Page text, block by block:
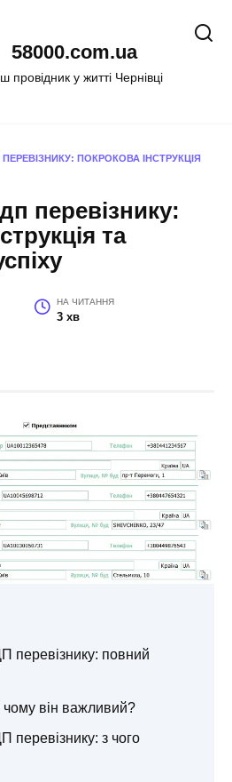
58000.com.ua
провідник у житті Чернівці
ПОКРОКОВА ІНСТРУКЦІЯ
перевізнику:
та
НА ЧИТАННЯ
3 хв
перевізнику: повний
він важливий?
перевізнику: з чого